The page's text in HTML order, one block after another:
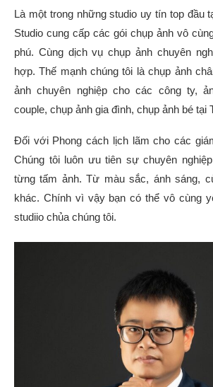
Là một trong những studio uy tín top đầu
Studio cung cấp các gói chụp ảnh vô
phú. Cùng dịch vụ chụp ảnh chuyên
hợp. Thế mạnh chúng tôi là chụp ảnh
ảnh chuyên nghiệp cho các công ty,
couple, chụp ảnh gia đình, chụp ảnh bé tại
Đối với Phong cách lịch lãm cho các
Chúng tôi luôn ưu tiên sự chuyên
từng tấm ảnh. Từ màu sắc, ánh sáng,
khác. Chính vì vậy bạn có thể vô cùng
studiio chủa chúng tôi.